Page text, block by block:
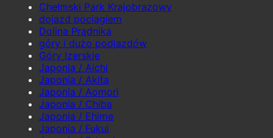
Chełmski Park Krajobrazowy
dojazd pociągiem
Dolina Prądnika
góry i dużo podjazdów
Góry Izerskie
Japonia / Aichi
Japonia / Akita
Japonia / Aomori
Japonia / Chiba
Japonia / Ehime
Japonia / Fukui